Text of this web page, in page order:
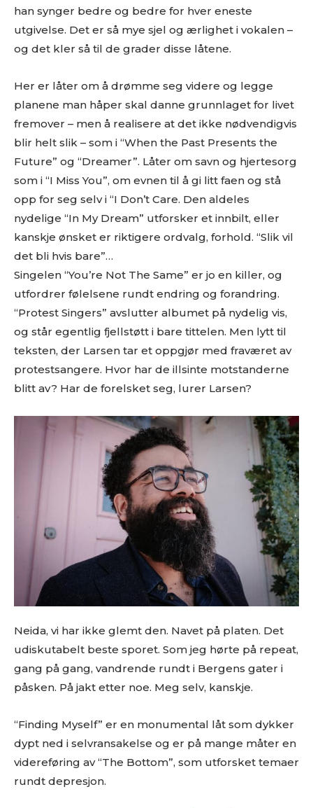
Ønsker du omtale på Dust of Daylight?
han synger bedre og bedre for hver eneste
utgivelse. Det er så mye sjel og ærlighet i vokalen –
og det kler så til de grader disse låtene.
Her er låter om å drømme seg videre og legge
planene man håper skal danne grunnlaget for livet
fremover – men å realisere at det ikke nødvendigvis
blir helt slik – som i “When the Past Presents the
Future” og “Dreamer”. Låter om savn og hjertesorg
som i “I Miss You”, om evnen til å gi litt faen og stå
opp for seg selv i “I Don’t Care. Den aldeles
nydelige “In My Dream” utforsker et innbilt, eller
kanskje ønsket er riktigere ordvalg, forhold. “Slik vil
det bli hvis bare”…
Singelen “You’re Not The Same” er jo en killer, og
utfordrer følelsene rundt endring og forandring.
“Protest Singers” avslutter albumet på nydelig vis,
og står egentlig fjellstøtt i bare tittelen. Men lytt til
teksten, der Larsen tar et oppgjør med fraværet av
protestsangere. Hvor har de illsinte motstanderne
blitt av? Har de forelsket seg, lurer Larsen?
Neida, vi har ikke glemt den. Navet på platen. Det
udiskutabelt beste sporet. Som jeg hørte på repeat,
gang på gang, vandrende rundt i Bergens gater i
påsken. På jakt etter noe. Meg selv, kanskje.
“Finding Myself” er en monumental låt som dykker
dypt ned i selvransakelse og er på mange måter en
videreføring av “The Bottom”, som utforsket temaer
rundt depresjon.